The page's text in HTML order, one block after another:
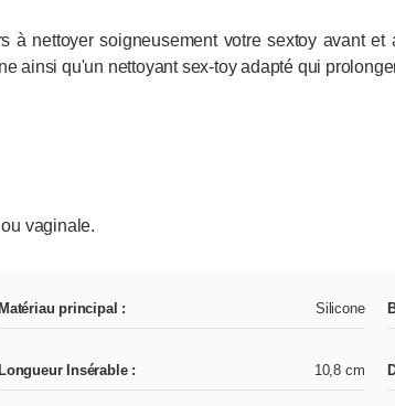
à nettoyer soigneusement votre sextoy avant et
ainsi qu'un nettoyant sex-toy adapté qui
vaginale.
principal : Silicone
Insérable : 10,8 cm